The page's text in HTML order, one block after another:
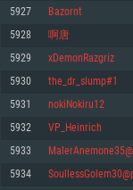
Minimum
OS: Windows 10 (64 bit)
Processeur: Dual-Core 2.2
Mémoire: 4 GB
Carte graphique
GeForce GTX 660. La
Connection: Connexion
Disque dur: 23.1 Go
Minimum
OS: Mac OS Big Sur 11.0
Processeur: Core i5,
pas supportés)
Mémoire: 6 GB
Carte graphique: Intel
résolution minimale
Connection: Connexion
Disque dur: 62,2 Go
Minimum
OS: Les configurations
Processeur: Dual-Core 2.4
Mémoire: 4 GB
Carte graphique:
de même pour AMD (La
720p)
Connection: Connexion
Disque dur: 62,2 Go
5927 Bazornt
5928 啊唐
5929 xDemonRazgriz
5930 the_dr_slump#1
5931 nokiNokiru12
5932 VP_Heinrich
5933
5934